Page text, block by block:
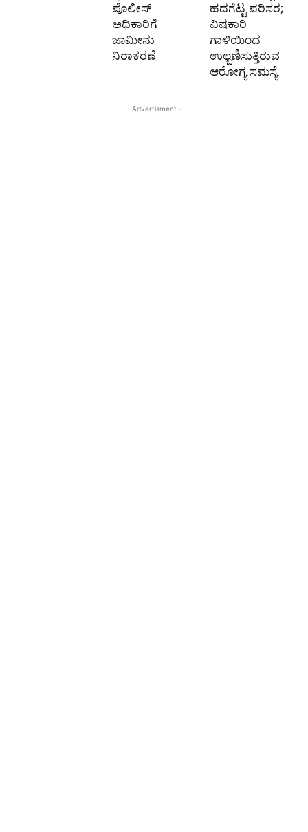
ಪೊಲೀಸ್‌
ಅಧಿಕಾರಿಗೆ
ಜಾಮೀನು
ನಿರಾಕರಣೆ
ಹದಗೆಟ್ಟ ಪರಿಸರ;
ವಿಷಕಾರಿ
ಗಾಳಿಯಿಂದ
ಉಲ್ಬಣಿಸುತ್ತಿರುವ
ಆರೋಗ್ಯ ಸಮಸ್ಯೆ
- Advertisment -